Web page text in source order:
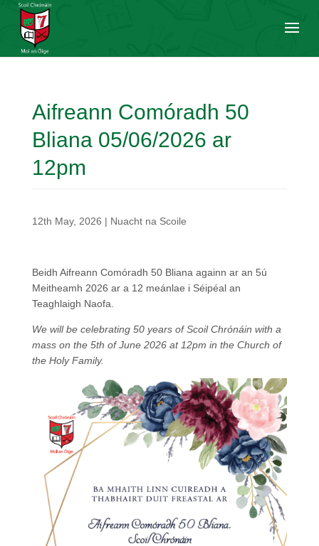
Aifreann Comóradh 50
Bliana 05/06/2026 ar
12pm
12th May, 2026 | Nuacht na Scoile
Beidh Aifreann Comóradh 50 Bliana againn ar an 5ú
Meitheamh 2026 ar a 12 meánlae i Séipéal an
Teaghlaigh Naofa.
We will be celebrating 50 years of Scoil Chrónáin with a
mass on the 5th of June 2026 at 12pm in the Church of
the Holy Family.